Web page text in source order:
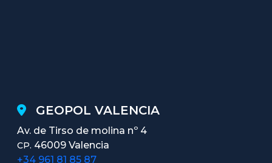
GEOPOL VALENCIA
Av. de Tirso de molina nº 4
CP. 46009 Valencia
+34 961 81 85 87